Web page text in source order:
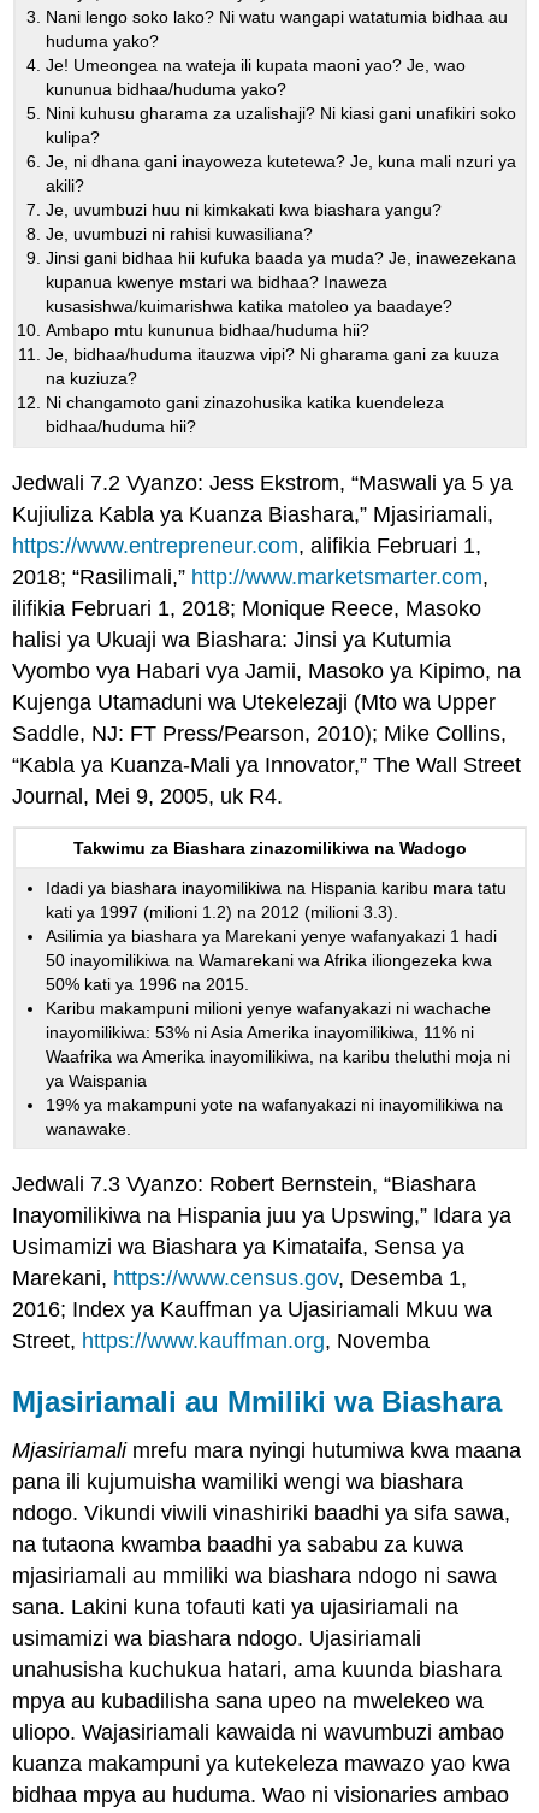
Nani lengo soko lako? Ni watu wangapi watatumia bidhaa au
huduma yako?
Je! Umeongea na wateja ili kupata maoni yao? Je, wao
kununua bidhaa/huduma yako?
Nini kuhusu gharama za uzalishaji? Ni kiasi gani unafikiri soko
kulipa?
Je, ni dhana gani inayoweza kutetewa? Je, kuna mali nzuri ya
akili?
Je, uvumbuzi huu ni kimkakati kwa biashara yangu?
Je, uvumbuzi ni rahisi kuwasiliana?
Jinsi gani bidhaa hii kufuka baada ya muda? Je, inawezekana
kupanua kwenye mstari wa bidhaa? Inaweza
kusasishwa/kuimarishwa katika matoleo ya baadaye?
Ambapo mtu kununua bidhaa/huduma hii?
Je, bidhaa/huduma itauzwa vipi? Ni gharama gani za kuuza
na kuziuza?
Ni changamoto gani zinazohusika katika kuendeleza
bidhaa/huduma hii?
Jedwali 7.2 Vyanzo: Jess Ekstrom, “Maswali ya 5 ya
Kujiuliza Kabla ya Kuanza Biashara,” Mjasiriamali,
https://www.entrepreneur.com, alifikia Februari 1,
2018; “Rasilimali,” http://www.marketsmarter.com,
ilifikia Februari 1, 2018; Monique Reece, Masoko
halisi ya Ukuaji wa Biashara: Jinsi ya Kutumia
Vyombo vya Habari vya Jamii, Masoko ya Kipimo, na
Kujenga Utamaduni wa Utekelezaji (Mto wa Upper
Saddle, NJ: FT Press/Pearson, 2010); Mike Collins,
“Kabla ya Kuanza-Mali ya Innovator,” The Wall Street
Journal, Mei 9, 2005, uk R4.
Takwimu za Biashara zinazomilikiwa na Wadogo
Idadi ya biashara inayomilikiwa na Hispania karibu mara tatu
kati ya 1997 (milioni 1.2) na 2012 (milioni 3.3).
Asilimia ya biashara ya Marekani yenye wafanyakazi 1 hadi
50 inayomilikiwa na Wamarekani wa Afrika iliongezeka kwa
50% kati ya 1996 na 2015.
Karibu makampuni milioni yenye wafanyakazi ni wachache
inayomilikiwa: 53% ni Asia Amerika inayomilikiwa, 11% ni
Waafrika wa Amerika inayomilikiwa, na karibu theluthi moja ni
ya Waispania
19% ya makampuni yote na wafanyakazi ni inayomilikiwa na
wanawake.
Jedwali 7.3 Vyanzo: Robert Bernstein, “Biashara
Inayomilikiwa na Hispania juu ya Upswing,” Idara ya
Usimamizi wa Biashara ya Kimataifa, Sensa ya
Marekani, https://www.census.gov, Desemba 1,
2016; Index ya Kauffman ya Ujasiriamali Mkuu wa
Street, https://www.kauffman.org, Novemba
Mjasiriamali au Mmiliki wa Biashara
Mjasiriamalimrefu mara nyingi hutumiwa kwa maana
pana ili kujumuisha wamiliki wengi wa biashara
ndogo. Vikundi viwili vinashiriki baadhi ya sifa sawa,
na tutaona kwamba baadhi ya sababu za kuwa
mjasiriamali au mmiliki wa biashara ndogo ni sawa
sana. Lakini kuna tofauti kati ya ujasiriamali na
usimamizi wa biashara ndogo. Ujasiriamali
unahusisha kuchukua hatari, ama kuunda biashara
mpya au kubadilisha sana upeo na mwelekeo wa
uliopo. Wajasiriamali kawaida ni wavumbuzi ambao
kuanza makampuni ya kutekeleza mawazo yao kwa
bidhaa mpya au huduma. Wao ni visionaries ambao